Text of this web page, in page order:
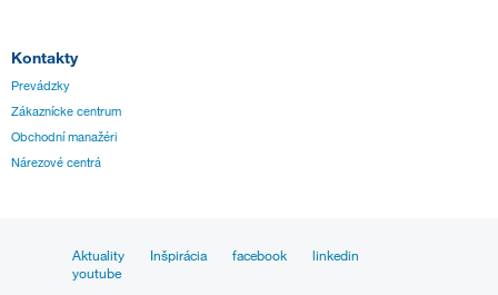
Kontakty
Prevádzky
Zákaznícke centrum
Obchodní manažéri
Nárezové centrá
Aktuality Inšpirácia facebook
linkedin
youtube